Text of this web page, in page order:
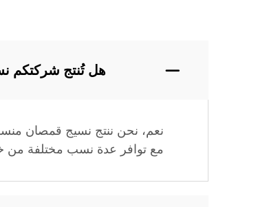
هل تُنتج شركتكم
نعم، نحن ننتج نسيج قمصان
مع توافر عدة نسب مختلفة من